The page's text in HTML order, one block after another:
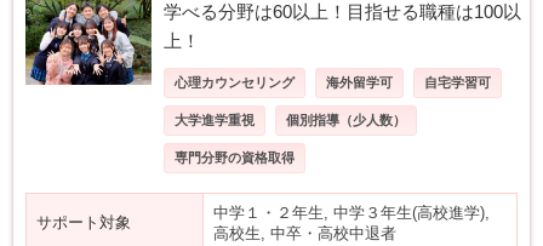
学べる分野は60以上！目指せる職種は100以
上！
心理カウンセリング 海外留学可 自宅学習可
大学進学重視 個別指導（少人数）
専門分野の資格取得
サポート対象
中学１・２年生, 中学３年生(高校進学),
高校生, 中卒・高校中退者